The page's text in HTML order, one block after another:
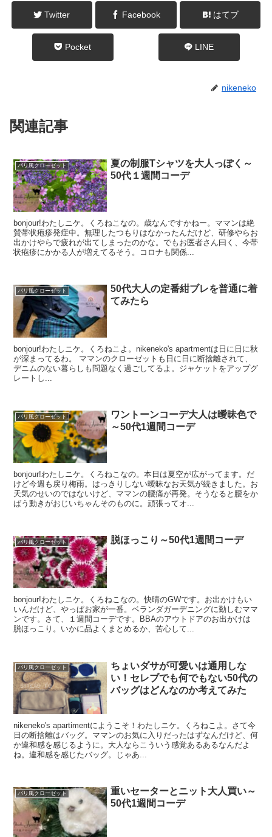
Twitter Facebook はてブ
Pocket LINE
nikeneko
関連記事
パリ風クローゼット
夏の制服Tシャツを大人っぽく～
50代１週間コーデ
bonjour!わたしニケ。くろねこなの。歳なんですかねー。ママンは絶
賛帯状疱疹発症中。無理したつもりはなかったんだけど、研修やらお
出かけやらで疲れが出てしまったのかな。でもお医者さん曰く、今帯
状疱疹にかかる人が増えてるそう。コロナも関係...
パリ風クローゼット
50代大人の定番紺ブレを普通に着
てみたら
bonjour!わたしニケ。くろねこよ。nikeneko's apartmentは日に日に秋
が深まってるわ。 ママンのクローゼットも日に日に断捨離されて、
デニムのない暮らしも問題なく過ごしてるよ。ジャケットをアップグ
レートし...
パリ風クローゼット
ワントーンコーデ大人は曖昧色で
～50代1週間コーデ
bonjour!わたしニケ。くろねこなの。本日は夏空が広がってます。だ
けど今週も戻り梅雨。はっきりしない曖昧なお天気が続きました。お
天気のせいのではないけど、ママンの腰痛が再発。そうなると腰をか
ばう動きがおじいちゃんそのものに。頑張ってオ...
パリ風クローゼット 脱ほっこり～50代1週間コーデ
bonjour!わたしニケ。くろねこなの。快晴のGWです。お出かけもい
いんだけど、やっぱお家が一番。ベランダガーデニングに勤しむママ
ンです。さて、１週間コーデです。BBAのアウトドアのお出かけは
脱ほっこり。いかに品よくまとめるか、苦心して...
パリ風クローゼット
ちょいダサが可愛いは通用しな
い！セレブでも何でもない50代の
バッグはどんなのか考えてみた
nikeneko's apartimentにようこそ！わたしニケ。くろねこよ。さて今
日の断捨離はバッグ。ママンのお気に入りだったはずなんだけど、何
か違和感を感じるように。大人ならこういう感覚あるあるなんだよ
ね。違和感を感じたバッグ。じゃあ...
パリ風クローゼット
重いセーターとニット大人買い～
50代1週間コーデ